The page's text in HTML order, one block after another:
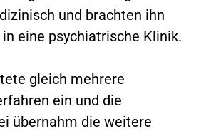
und brachten ihn
eine psychiatrische Klinik.
gleich mehrere
ein und die
übernahm die weitere